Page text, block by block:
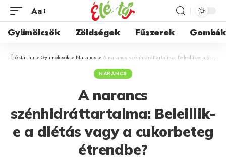
Aa
Gyümölcsök Zöldségek Fűszerek Gombák
Éléstár.hu >Gyümölcsök > Narancs >A narancs szénhidráttartalma: Beleillik-e a diétás vagy a cukorbeteg étrendbe?
NARANCS
A narancs
szénhidráttartalma: Beleillik-
e a diétás vagy a cukorbeteg
étrendbe?